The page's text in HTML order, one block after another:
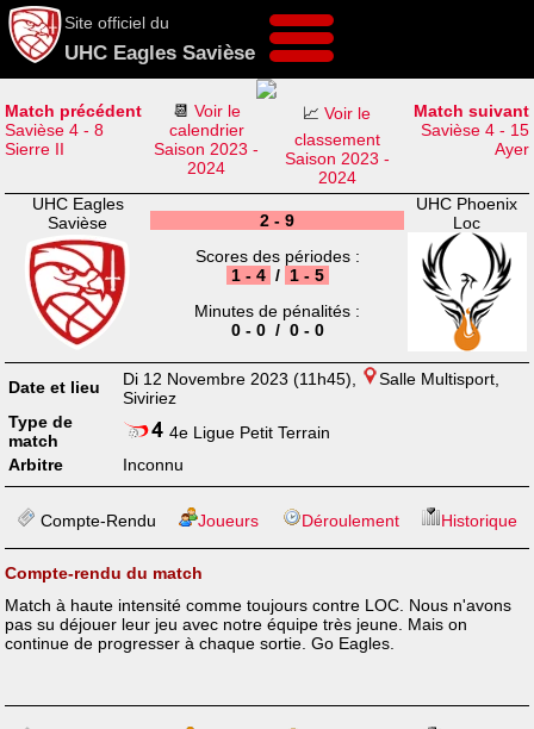
Site officiel du
UHC Eagles Savièse
Match précédent
Savièse 4 - 8
Sierre II
📆 Voir le
calendrier
Saison 2023 -
2024
📈Voir le
classement
Saison 2023 -
2024
Match suivant
Savièse 4 - 15
Ayer
UHC Eagles
Savièse
2 - 9
Scores des périodes :
1 - 4 / 1 - 5
Minutes de pénalités :
0 - 0 / 0 - 0
UHC Phoenix
Loc
Date et lieu Di 12 Novembre 2023 (11h45),
Salle Multisport,
Siviriez
Type de
match
4e Ligue Petit Terrain
Arbitre
Inconnu
Compte-Rendu Joueurs Déroulement Historique
Compte-rendu du match
Match à haute intensité comme toujours contre LOC. Nous n'avons
pas su déjouer leur jeu avec notre équipe très jeune. Mais on
continue de progresser à chaque sortie. Go Eagles.